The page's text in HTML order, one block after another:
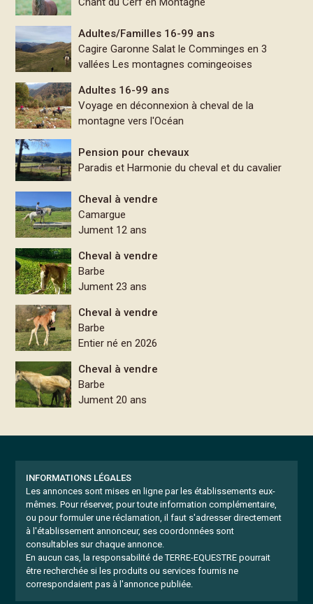
Adultes/Familles 16-99 ans
Cagire Garonne Salat le Comminges en 3
vallées Les montagnes comingeoises
Adultes 16-99 ans
Voyage en déconnexion à cheval de la
montagne vers l'Océan
Pension pour chevaux
Paradis et Harmonie du cheval et du cavalier
Cheval à vendre
Camargue
Jument 12 ans
Cheval à vendre
Barbe
Jument 23 ans
Cheval à vendre
Barbe
Entier né en 2026
Cheval à vendre
Barbe
Jument 20 ans
INFORMATIONS LÉGALES
Les annonces sont mises en ligne par les établissements eux-
mêmes. Pour réserver, pour toute information complémentaire,
ou pour formuler une réclamation, il faut s'adresser directement
à l'établissement annonceur, ses coordonnées sont
consultables sur chaque annonce.
En aucun cas, la responsabilité de TERRE-EQUESTRE pourrait
être recherchée si les produits ou services fournis ne
correspondaient pas à l'annonce publiée.